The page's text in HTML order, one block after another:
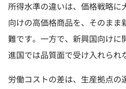
所得水準の違いは、価格戦略に
向けの高価格商品を、そのまま
難です。一方で、新興国向けに
進国では品質面で受け入れられ
労働コストの差は、生産拠点の